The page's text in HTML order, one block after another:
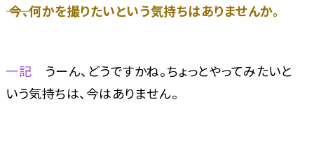
―― 今、何かを撮りたいという気持ちはありませんか。
一記 うーん、どうですかね。ちょっとやってみたいと
いう気持ちは、今はありません。